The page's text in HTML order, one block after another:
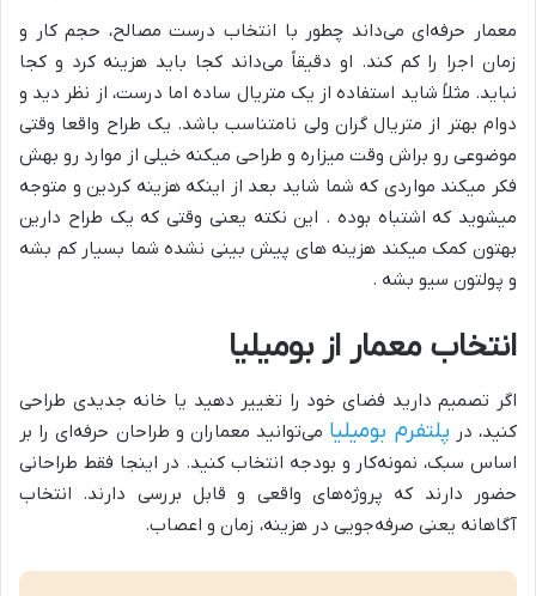
معمار حرفه‌ای می‌داند چطور با انتخاب درست مصالح، حجم کار و
زمان اجرا را کم کند. او دقیقاً می‌داند کجا باید هزینه کرد و کجا
نباید. مثلاً شاید استفاده از یک متریال ساده اما درست، از نظر دید و
دوام بهتر از متریال گران ولی نامتناسب باشد. یک طراح واقعا وقتی
موضوعی رو براش وقت میزاره و طراحی میکنه خیلی از موارد رو بهش
فکر میکند مواردی که شما شاید بعد از اینکه هزینه کردین و متوجه
میشوید که اشتباه بوده . این نکته یعنی وقتی که یک طراح دارین
بهتون کمک میکند هزینه های پیش بینی نشده شما بسیار کم بشه
و پولتون سیو بشه .
انتخاب معمار از بومیلیا
اگر تصمیم دارید فضای خود را تغییر دهید یا خانه جدیدی طراحی
کنید، در پلتفرم بومیلیا می‌توانید معماران و طراحان حرفه‌ای را بر
اساس سبک، نمونه‌کار و بودجه انتخاب کنید. در اینجا فقط طراحانی
حضور دارند که پروژه‌های واقعی و قابل بررسی دارند. انتخاب
آگاهانه یعنی صرفه‌جویی در هزینه، زمان و اعصاب.